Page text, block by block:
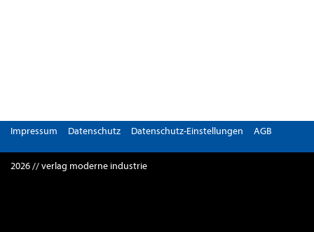
Impressum Datenschutz Datenschutz-Einstellungen AGB
2026 // verlag moderne industrie